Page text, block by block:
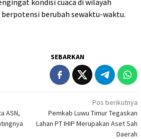
berubah sewaktu-waktu.
SEBARKAN
ASN,
Pos berikutnya
Pemkab Luwu Timur Tegaskan
Lahan PT IHIP Merupakan Aset Sah
Daerah